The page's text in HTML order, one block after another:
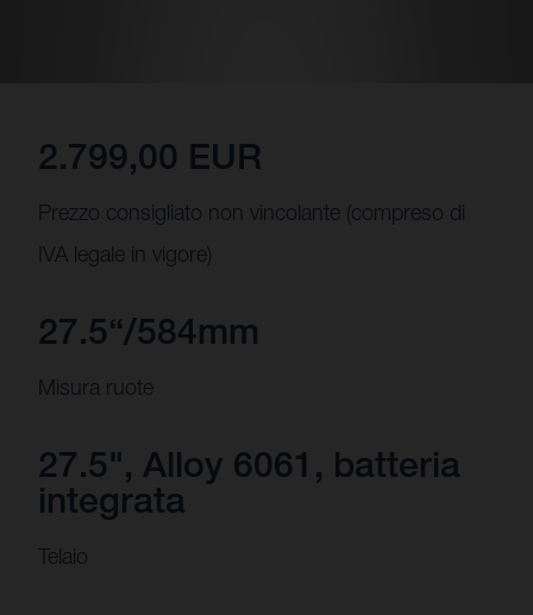
2.799,00 EUR
Prezzo consigliato non vincolante (compreso di
IVA legale in vigore)
27.5“/584mm
Misura ruote
27.5", Alloy 6061, batteria
integrata
Telaio